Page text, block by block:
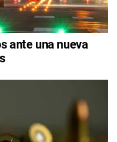
ante una nueva